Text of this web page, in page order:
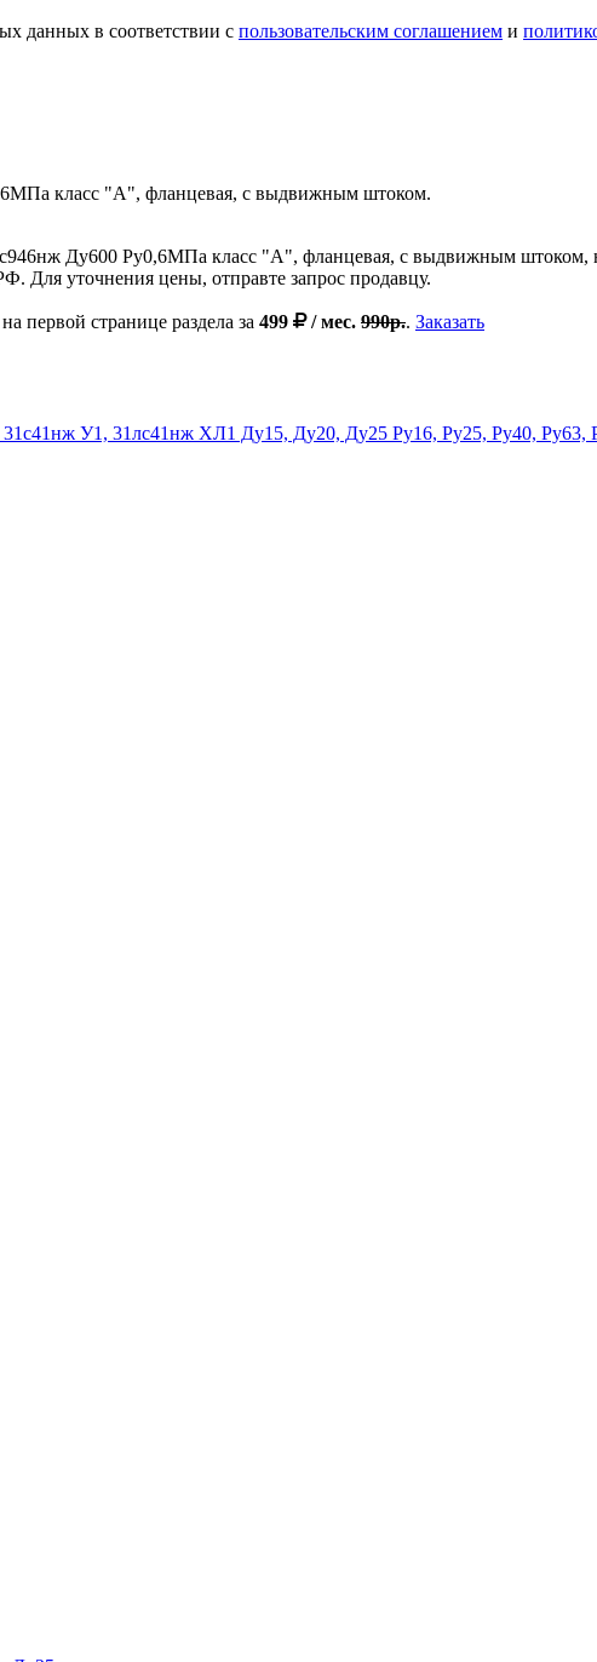
данных в соответствии с пользовательским соглашением и
класс "А", фланцевая, с выдвижным штоком.
Ду600 Ру0,6МПа класс "А", фланцевая, с выдвижным штоком,
Для уточнения цены, отправте запрос продавцу.
первой странице раздела за 499 / мес. 990р.. Заказать
31с41нж У1, 31лс41нж ХЛ1 Ду15, Ду20, Ду25 Ру16, Ру25, Ру40, Ру63,